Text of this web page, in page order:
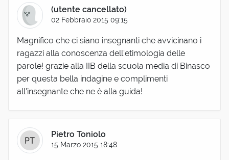
(utente cancellato)
02 Febbraio 2015 09:15
Magnifico che ci siano insegnanti che avvicinano i
ragazzi alla conoscenza dell'etimologia delle
parole! grazie alla IIB della scuola media di Binasco
per questa bella indagine e complimenti
all'insegnante che ne è alla guida!
Pietro Toniolo
15 Marzo 2015 18:48